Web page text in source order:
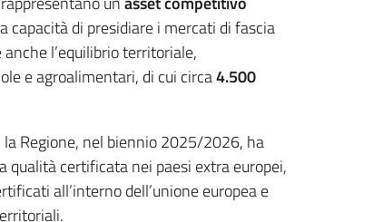
capacità di presidiare i mercati di fascia
l’equilibrio territoriale,
e agroalimentari, di cui circa4.500
Regione, nel biennio 2025/2026, ha
qualità certificata nei paesi extra europei,
all’interno dell’unione europea e